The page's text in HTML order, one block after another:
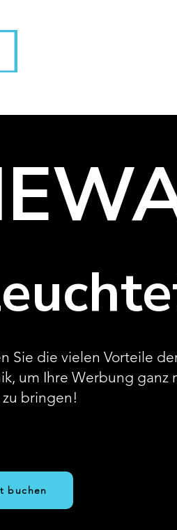
buchen
Sie die vielen Vorteile
um Ihre Werbung ganz
bringen!